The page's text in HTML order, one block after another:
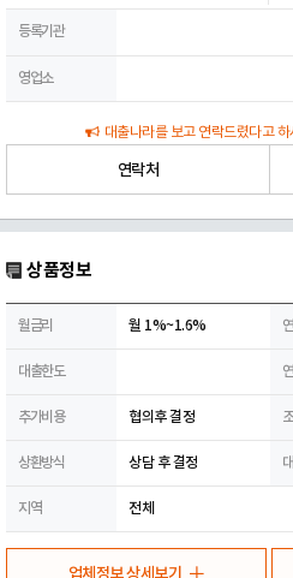
등록기관
영업소
대출나라를 보고 연락드렸다고
연락처
상품정보
월금리 월 1%~1.6%
대출한도
추가비용 협의후 결정
상환방식 상담 후 결정
지역 전체